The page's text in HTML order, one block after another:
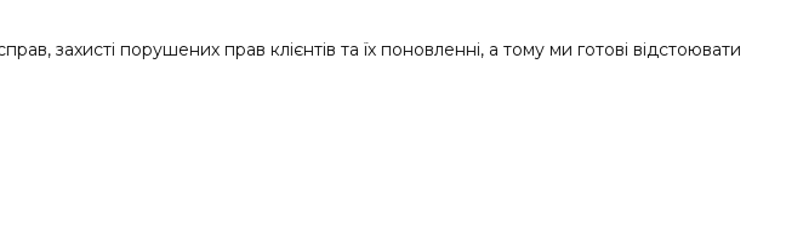
захисті порушених прав клієнтів та їх поновленні, а тому ми готові відстоювати